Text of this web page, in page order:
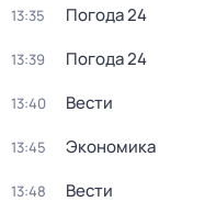
13:35 Погода 24
13:39 Погода 24
13:40 Вести
13:45 Экономика
13:48 Вести